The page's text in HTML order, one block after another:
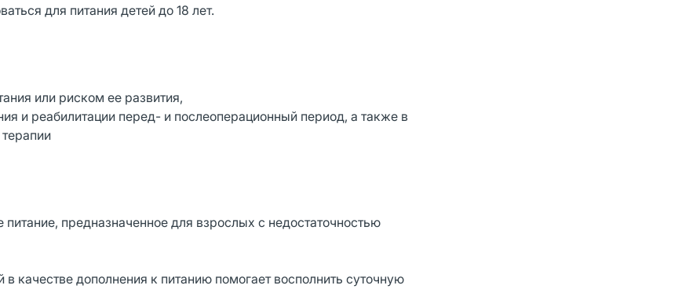
для питания детей до 18 лет.
или риском ее развития,
и реабилитации перед- и послеоперационный период, а также в
предназначенное для взрослых с недостаточностью
качестве дополнения к питанию помогает восполнить суточную